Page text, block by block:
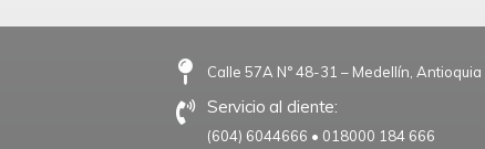
Calle 57A N° 48-31 – Medellín, Antioquia
Servicio al cliente:
(604) 6044666 • 018000 184 666